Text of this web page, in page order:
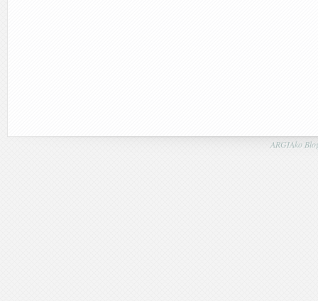
ARGIAko